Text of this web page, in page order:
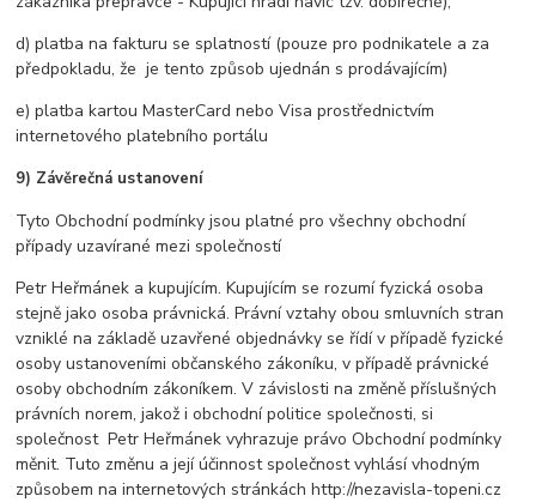
d) platba na fakturu se splatností (pouze pro podnikatele a za
předpokladu, že je tento způsob ujednán s prodávajícím)
e) platba kartou MasterCard nebo Visa prostřednictvím
internetového platebního portálu
9) Závěrečná ustanovení
Tyto Obchodní podmínky jsou platné pro všechny obchodní
případy uzavírané mezi společností
Petr Heřmánek a kupujícím. Kupujícím se rozumí fyzická osoba
stejně jako osoba právnická. Právní vztahy obou smluvních stran
vzniklé na základě uzavřené objednávky se řídí v případě fyzické
osoby ustanoveními občanského zákoníku, v případě právnické
osoby obchodním zákoníkem. V závislosti na změně příslušných
právních norem, jakož i obchodní politice společnosti, si
společnost Petr Heřmánek vyhrazuje právo Obchodní podmínky
měnit. Tuto změnu a její účinnost společnost vyhlásí vhodným
způsobem na internetových stránkách http://nezavisla-topeni.cz